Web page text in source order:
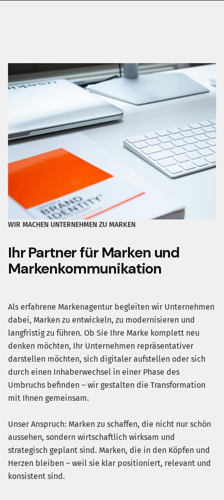
WIR MACHEN UNTERNEHMEN ZU MARKEN
Ihr Partner für Marken und
Markenkommunikation
Als erfahrene Markenagentur begleiten wir Unternehmen
dabei, Marken zu entwickeln, zu modernisieren und
langfristig zu führen. Ob Sie Ihre Marke komplett neu
denken möchten, Ihr Unternehmen repräsentativer
darstellen möchten, sich digitaler aufstellen oder sich
durch einen Inhaberwechsel in einer Phase des
Umbruchs befinden – wir gestalten die Transformation
mit Ihnen gemeinsam.
Unser Anspruch: Marken zu schaffen, die nicht nur schön
aussehen, sondern wirtschaftlich wirksam und
strategisch geplant sind. Marken, die in den Köpfen und
Herzen bleiben – weil sie klar positioniert, relevant und
konsistent sind.